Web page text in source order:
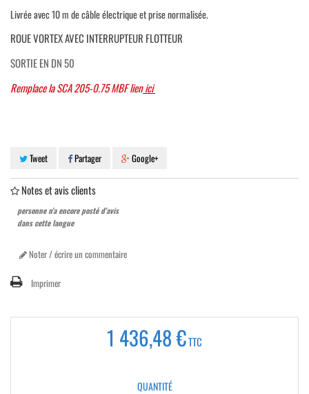
Livrée avec 10 m de câble électrique et prise normalisée.
ROUE VORTEX AVEC INTERRUPTEUR FLOTTEUR
SORTIE EN DN 50
Remplace la SCA 205-0.75 MBF lienici
Tweet Partager Google+
Notes et avis clients
personne n'a encore posté d'avis
dans cette langue
Noter / écrire un commentaire
Imprimer
1 436,48 €TTC
QUANTITÉ